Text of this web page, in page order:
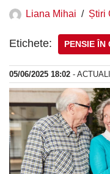
Liana Mihai Știri
Etichete: PENSIE ÎN
05/06/2025 18:02 -